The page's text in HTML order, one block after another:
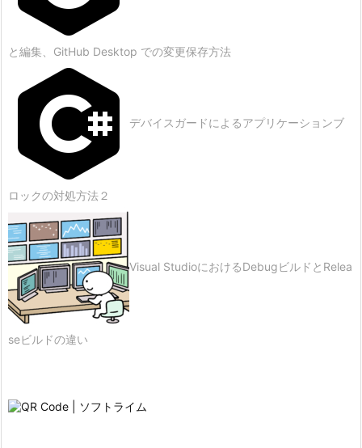
き
方
9.
3.
効
率
タ
ス
ク
管
理
1
考
と編集、GitHub Desktop での変更保存方法
デバイスガードによるアプリケーションブ
ロックの対処方法２
Visual StudioにおけるDebugビルドとRelea
seビルドの違い